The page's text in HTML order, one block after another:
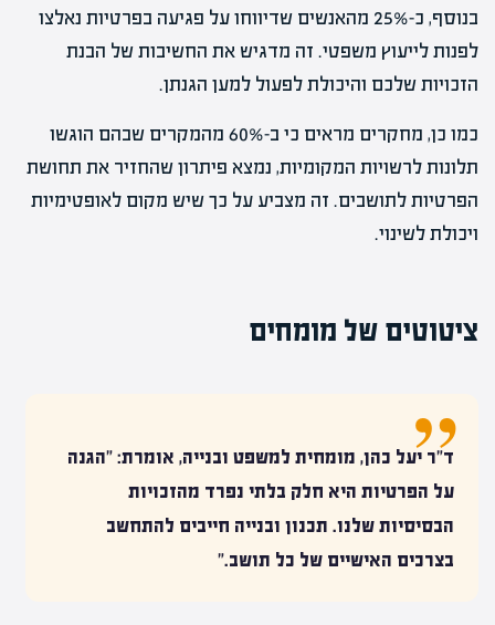
בנוסף, כ-25% מהאנשים שדיווחו על פגיעה בפרטיות נאלצו
לפנות לייעוץ משפטי. זה מדגיש את החשיבות של הבנת
הזכויות שלכם והיכולת לפעול למען הגנתן.
כמו כן, מחקרים מראים כי ב-60% מהמקרים שבהם הוגשו
תלונות לרשויות המקומיות, נמצא פיתרון שהחזיר את תחושת
הפרטיות לתושבים. זה מצביע על כך שיש מקום לאופטימיות
ויכולת לשינוי.
ציטוטים של מומחים
ד"ר יעל כהן, מומחית למשפט ובנייה, אומרת: "הגנה
על הפרטיות היא חלק בלתי נפרד מהזכויות
הבסיסיות שלנו. תכנון ובנייה חייבים להתחשב
בצרכים האישיים של כל תושב."